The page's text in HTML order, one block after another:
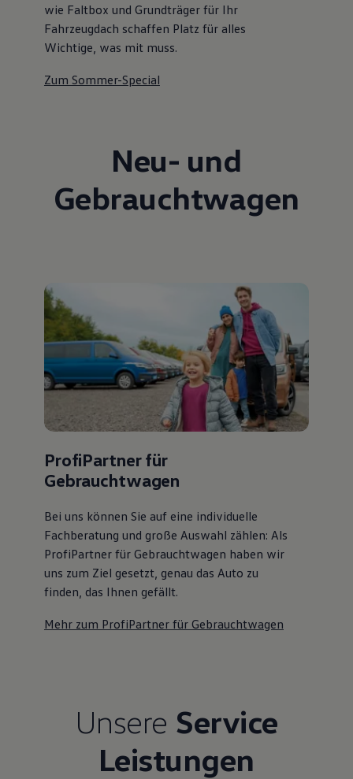
wie Faltbox und Grundträger für Ihr
Fahrzeugdach schaffen Platz für alles
Wichtige, was mit muss.
Zum Sommer-Special
Neu- und
Gebrauchtwagen
ProfiPartner für
Gebrauchtwagen
Bei uns können Sie auf eine individuelle
Fachberatung und große Auswahl zählen: Als
ProfiPartner für Gebrauchtwagen haben wir
uns zum Ziel gesetzt, genau das Auto zu
finden, das Ihnen gefällt.
Mehr zum ProfiPartner für Gebrauchtwagen
Unsere Service
Leistungen